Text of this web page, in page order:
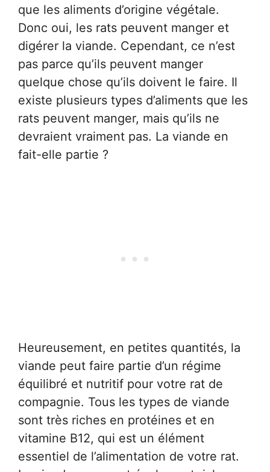
que les aliments d’origine végétale.
Donc oui, les rats peuvent manger et
digérer la viande. Cependant, ce n’est
pas parce qu’ils peuvent manger
quelque chose qu’ils doivent le faire. Il
existe plusieurs types d’aliments que les
rats peuvent manger, mais qu’ils ne
devraient vraiment pas. La viande en
fait-elle partie ?
Heureusement, en petites quantités, la
viande peut faire partie d’un régime
équilibré et nutritif pour votre rat de
compagnie. Tous les types de viande
sont très riches en protéines et en
vitamine B12, qui est un élément
essentiel de l’alimentation de votre rat.